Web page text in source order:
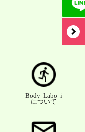
Body Labo i
について